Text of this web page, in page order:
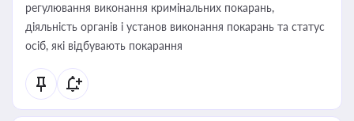
регулювання виконання кримінальних покарань,
діяльність органів і установ виконання покарань та статус
осіб, які відбувають покарання